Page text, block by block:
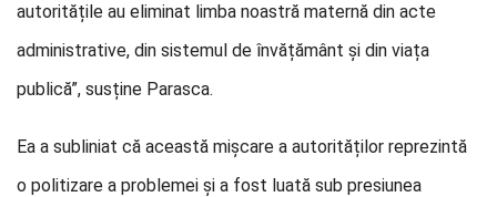
autoritățile au eliminat limba noastră maternă din acte
administrative, din sistemul de învățământ și din viața
publică”, susține Parasca.
Ea a subliniat că această mișcare a autorităților reprezintă
o politizare a problemei și a fost luată sub presiunea